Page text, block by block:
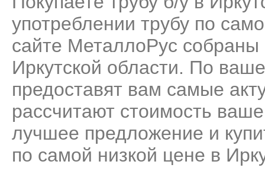
употреблении трубу по
сайте МеталлоРус собраны
Иркутской области. По
предоставят вам самые
рассчитают стоимость
лучшее предложение и
по самой низкой цене в